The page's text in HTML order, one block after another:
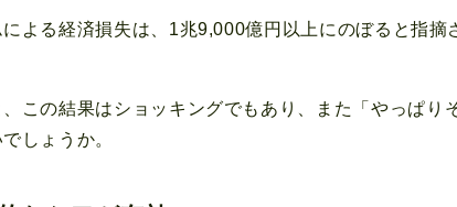
よる経済損失は、1兆9,000億円以上にのぼると指摘
この結果はショッキングでもあり、また「やっぱり
しょうか。